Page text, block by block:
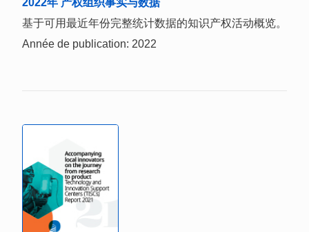
2022年 产权组织事实与数据
基于可用最近年份完整统计数据的知识产权活动概览。
Année de publication: 2022